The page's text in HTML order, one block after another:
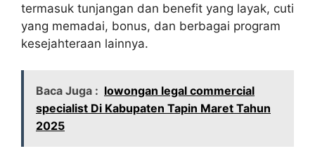
termasuk tunjangan dan benefit yang layak, cuti
yang memadai, bonus, dan berbagai program
kesejahteraan lainnya.
Baca Juga : lowongan legal commercial
specialist Di Kabupaten Tapin Maret Tahun
2025